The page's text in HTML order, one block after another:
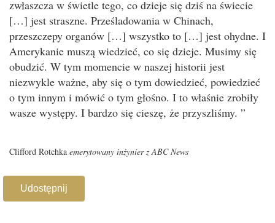
zwłaszcza w świetle tego, co dzieje się dziś na świecie
[…] jest straszne. Prześladowania w Chinach,
przeszczepy organów […] wszystko to […] jest ohydne. I
Amerykanie muszą wiedzieć, co się dzieje. Musimy się
obudzić. W tym momencie w naszej historii jest
niezwykle ważne, aby się o tym dowiedzieć, powiedzieć
o tym innym i mówić o tym głośno. I to właśnie zrobiły
wasze występy. I bardzo się cieszę, że przyszliśmy. ”
Clifford Rotchka emerytowany inżynier z ABC News
Udostępnij